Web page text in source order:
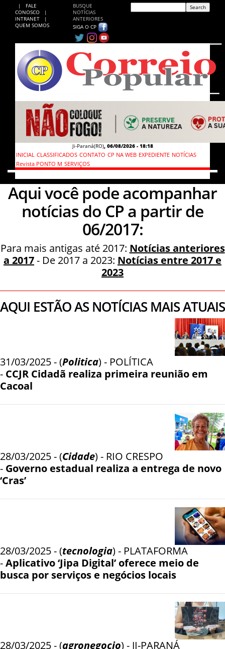
|
FALE
CONOSCO
|
INTRANET
|
QUEM SOMOS
BUSQUE
NOTÍCIAS
ANTERIORES
SIGA O CP
Ji-Paraná(RO), 06/08/2026 - 18:18
INICIAL CLASSIFICADOS CONTATO CP NA WEB EXPEDIENTE NOTÍCIAS
Revista PONTO M SERVIÇOS
Aqui você pode acompanhar
notícias do CP a partir de
06/2017:
Para mais antigas até 2017: Notícias anteriores
a 2017- De 2017 a 2023: Notícias entre 2017 e
2023
AQUI ESTÃO AS NOTÍCIAS MAIS ATUAIS
31/03/2025 - (Politica) - POLÍTICA
- CCJR Cidadã realiza primeira reunião em
Cacoal
28/03/2025 - (Cidade) - RIO CRESPO
- Governo estadual realiza a entrega de novo
‘Cras’
28/03/2025 - (tecnologia) - PLATAFORMA
-Aplicativo ‘Jipa Digital’ oferece meio de
busca por serviços e negócios locais
28/03/2025 - (agronegocio) - JI-PARANÁ